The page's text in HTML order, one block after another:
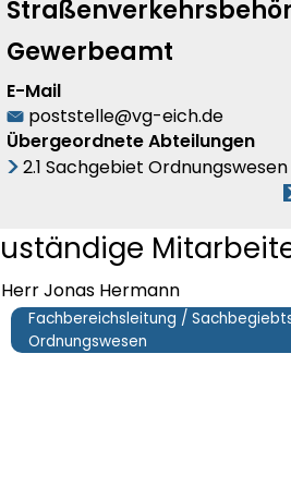
Gewerbeamt
E-Mail
poststelle@vg-eich.de
Übergeordnete Abteilungen
2.1 Sachgebiet Ordnungswesen
Herr Jonas Hermann
Fachbereichsleitung /
Ordnungswesen